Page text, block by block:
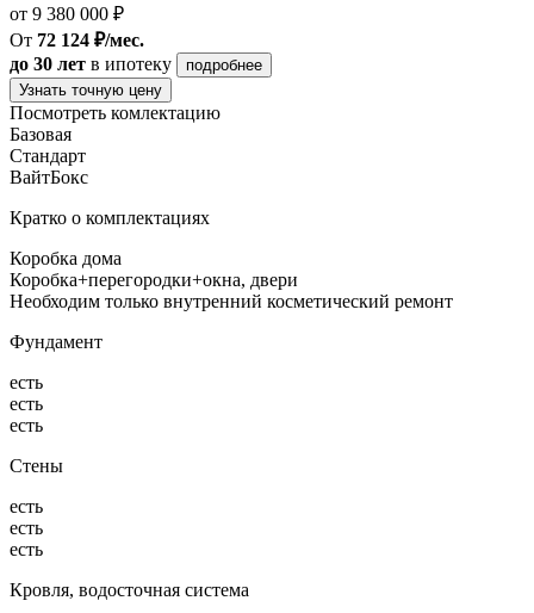
от 9 380 000 ₽
От 72 124 ₽/мес.
до 30 лет в ипотеку
подробнее
Узнать точную цену
Посмотреть комлектацию
Базовая
Стандарт
ВайтБокс
Кратко о комплектациях
Коробка дома
Коробка+перегородки+окна, двери
Необходим только внутренний косметический ремонт
Фундамент
есть
есть
есть
Стены
есть
есть
есть
Кровля, водосточная система